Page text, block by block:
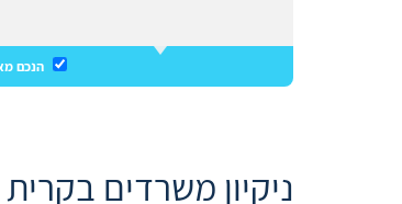
הנכם
ניקיון משרדים